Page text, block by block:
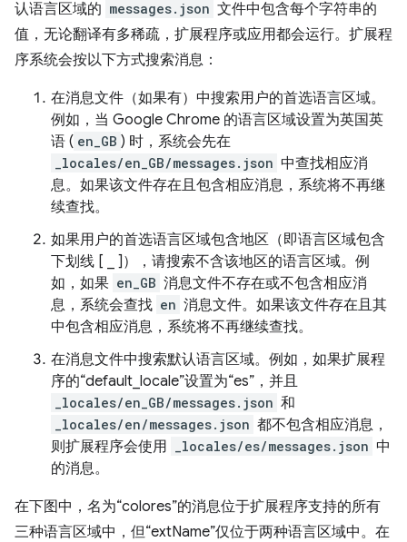
认语言区域的 messages.json 文件中包含每个字符串的
值，无论翻译有多稀疏，扩展程序或应用都会运行。扩展程
序系统会按以下方式搜索消息：
在消息文件（如果有）中搜索用户的首选语言区域。
例如，当 Google Chrome 的语言区域设置为英国英
语 ( en_GB ) 时，系统会先在
_locales/en_GB/messages.json 中查找相应消
息。如果该文件存在且包含相应消息，系统将不再继
续查找。
如果用户的首选语言区域包含地区（即语言区域包含
下划线 [ _ ]），请搜索不含该地区的语言区域。例
如，如果 en_GB 消息文件不存在或不包含相应消
息，系统会查找 en 消息文件。如果该文件存在且其
中包含相应消息，系统将不再继续查找。
在消息文件中搜索默认语言区域。例如，如果扩展程
序的“default_locale”设置为“es”，并且
_locales/en_GB/messages.json 和
_locales/en/messages.json 都不包含相应消息，
则扩展程序会使用
_locales/es/messages.json 中
的消息。
在下图中，名为“colores”的消息位于扩展程序支持的所有
三种语言区域中，但“extName”仅位于两种语言区域中。在